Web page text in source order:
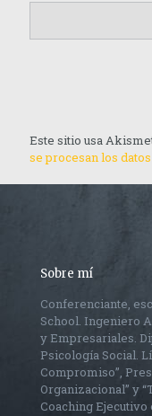
Este sitio usa
se procesan los
Sobre mí
Conferenciante,
School. Ingeniero
y Empresariales.
Psicología Social.
Compromiso”,
Organizacional” y
Coaching Ejecutivo